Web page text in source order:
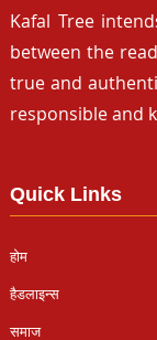
Kafal Tree
between the
true and
responsible and
Quick Links
होम
हैडलाइन्स
समाज